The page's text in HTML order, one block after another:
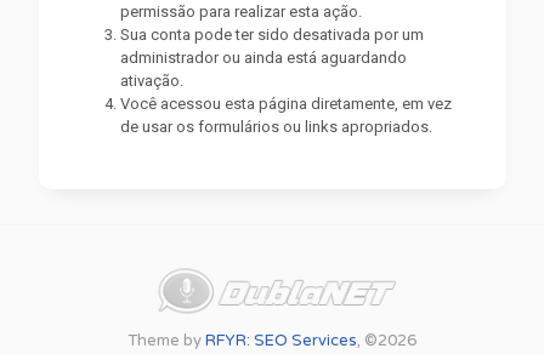
permissão para realizar esta ação.
Sua conta pode ter sido desativada por um
administrador ou ainda está aguardando
ativação.
Você acessou esta página diretamente, em vez
de usar os formulários ou links apropriados.
Theme byRFYR: SEO Services, ©2026